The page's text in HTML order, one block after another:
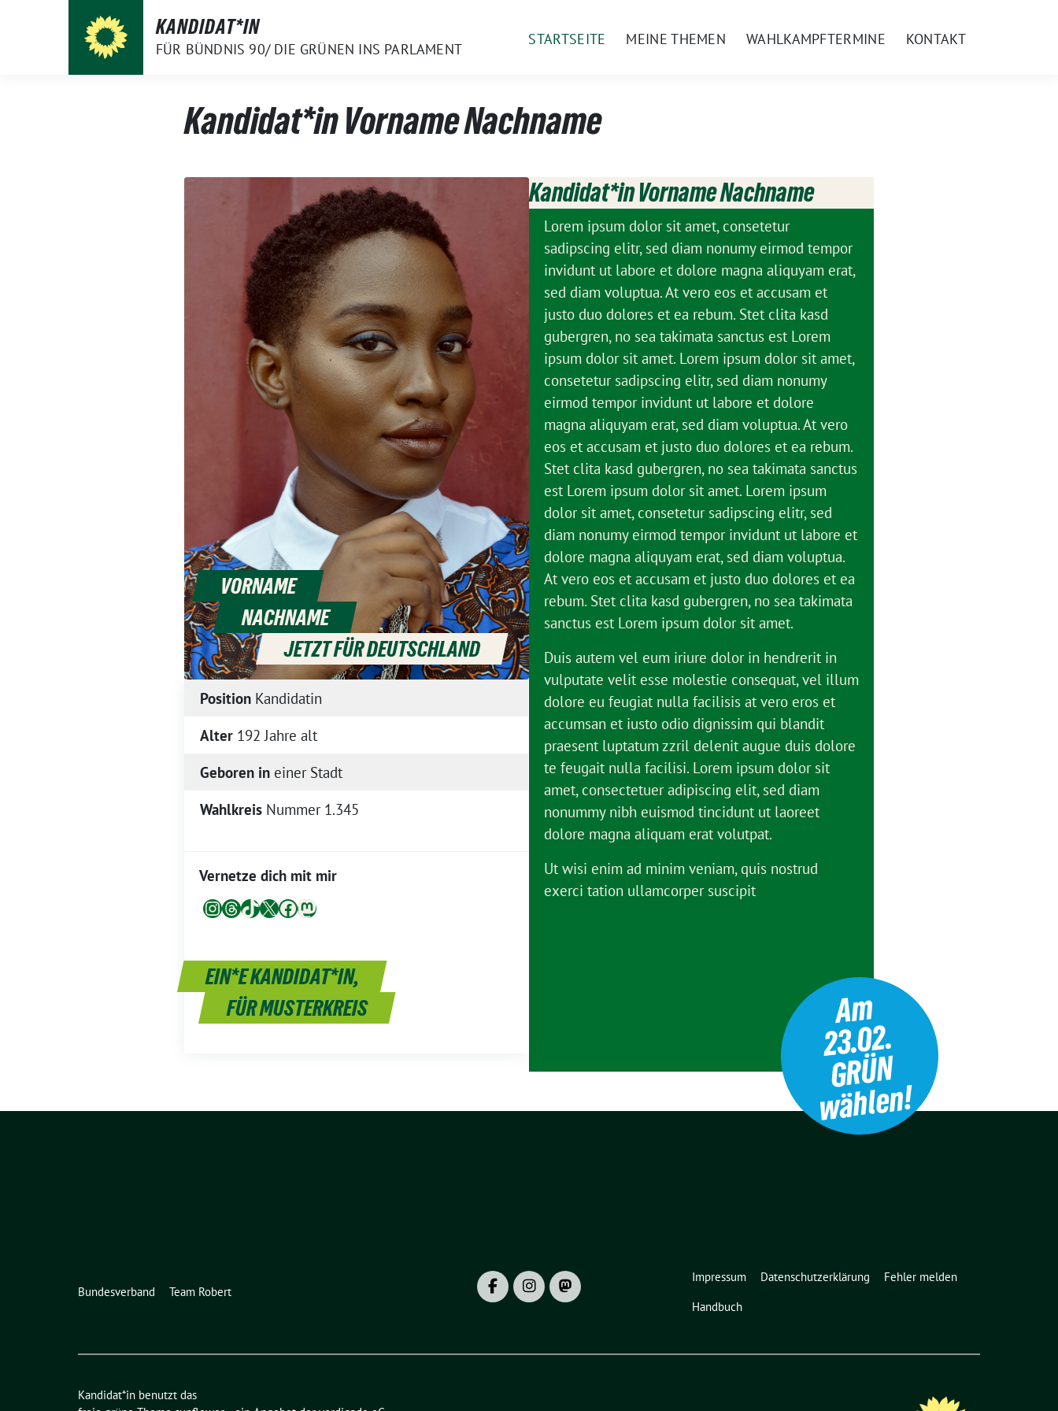
KANDIDAT*IN
FÜR BÜNDNIS 90/ DIE GRÜNEN INS PARLAMENT
STARTSEITE MEINE THEMEN WAHLKAMPFTERMINE KONTAKT
Kandidat*in Vorname Nachname
VORNAME
NACHNAME
JETZT FÜR DEUTSCHLAND
Position Kandidatin
Alter 192 Jahre alt
Geboren in einer Stadt
Wahlkreis Nummer 1.345
Vernetze dich mit mir
InstagramThreads TikTok X Facebook Mastodon
EIN*E KANDIDAT*IN,
FÜR MUSTERKREIS
Kandidat*in Vorname Nachname
Lorem ipsum dolor sit amet, consetetur
sadipscing elitr, sed diam nonumy eirmod tempor
invidunt ut labore et dolore magna aliquyam erat,
sed diam voluptua. At vero eos et accusam et
justo duo dolores et ea rebum. Stet clita kasd
gubergren, no sea takimata sanctus est Lorem
ipsum dolor sit amet. Lorem ipsum dolor sit amet,
consetetur sadipscing elitr, sed diam nonumy
eirmod tempor invidunt ut labore et dolore
magna aliquyam erat, sed diam voluptua. At vero
eos et accusam et justo duo dolores et ea rebum.
Stet clita kasd gubergren, no sea takimata sanctus
est Lorem ipsum dolor sit amet. Lorem ipsum
dolor sit amet, consetetur sadipscing elitr, sed
diam nonumy eirmod tempor invidunt ut labore et
dolore magna aliquyam erat, sed diam voluptua.
At vero eos et accusam et justo duo dolores et ea
rebum. Stet clita kasd gubergren, no sea takimata
sanctus est Lorem ipsum dolor sit amet.
Duis autem vel eum iriure dolor in hendrerit in
vulputate velit esse molestie consequat, vel illum
dolore eu feugiat nulla facilisis at vero eros et
accumsan et iusto odio dignissim qui blandit
praesent luptatum zzril delenit augue duis dolore
te feugait nulla facilisi. Lorem ipsum dolor sit
amet, consectetuer adipiscing elit, sed diam
nonummy nibh euismod tincidunt ut laoreet
dolore magna aliquam erat volutpat.
Ut wisi enim ad minim veniam, quis nostrud
exerci tation ullamcorper suscipit
A
m
2
3.
0
2.
G
R
Ü
N
w
ä
hl
e
n!
Bundesverband Team Robert
Impressum Datenschutzerklärung
Fehler melden
Handbuch
Kandidat*in benutzt das